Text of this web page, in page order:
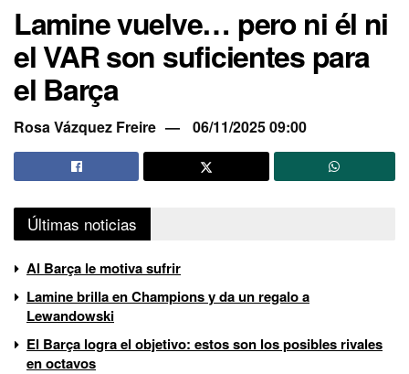
Lamine vuelve… pero ni él ni
el VAR son suficientes para
el Barça
Rosa Vázquez Freire 06/11/2025 09:00
Últimas noticias
Al Barça le motiva sufrir
Lamine brilla en Champions y da un regalo a
Lewandowski
El Barça logra el objetivo: estos son los posibles rivales
en octavos